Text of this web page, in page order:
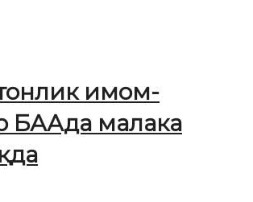
имом-
БААда малака